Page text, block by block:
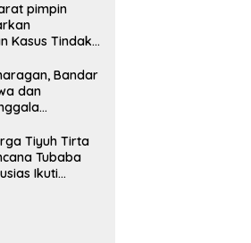
pimpin
Kasus Tindak
Bandar
dan
Semangat
HUT
79.
Tiyuh Tirta
Tubaba
Ikuti